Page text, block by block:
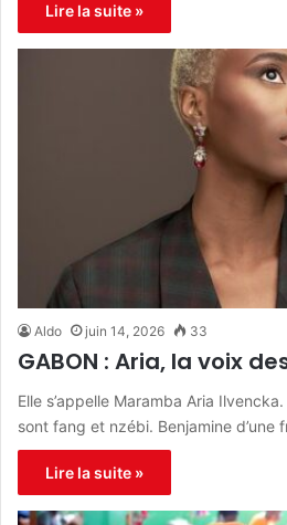
Lire la suite »
Aldo juin 14, 2026 33
GABON : Aria, la voix
Elle s’appelle Maramba Aria
sont fang et nzébi. Benjamine d’une
Lire la suite »